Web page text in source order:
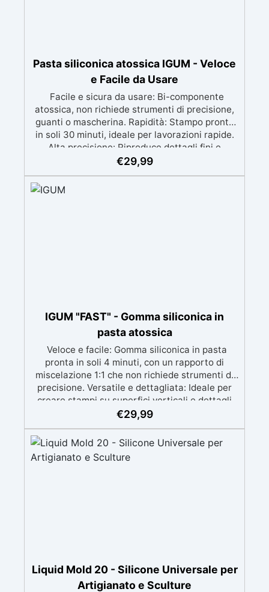
Pasta siliconica atossica IGUM - Veloce
e Facile da Usare
Facile e sicura da usare: Bi-componente
atossica, non richiede strumenti di precisione,
guanti o mascherina. Rapidità: Stampo pronto
in soli 30 minuti, ideale per lavorazioni rapide.
Alta precisione: Riproduce dettagli fini e
complessi con un risultato professionale.
metallo a basso punto di fusione, sapone e
cemento. Resistente e durevole: Consente oltre
€29,99
IGUM "FAST" - Gomma siliconica in
pasta atossica
Veloce e facile: Gomma siliconica in pasta
pronta in soli 4 minuti, con un rapporto di
miscelazione 1:1 che non richiede strumenti di
precisione. Versatile e dettagliata: Ideale per
creare stampi su superfici verticali e dettagli
intricati, compatibile con resine, gesso, cera,
Atossica e sicura: Formulazione inodore,
atossica e facile da maneggiare senza guanti o
mascherina. Alta resistenza e durabilità:
€29,99
Liquid Mold 20 - Silicone Universale per
Artigianato e Sculture